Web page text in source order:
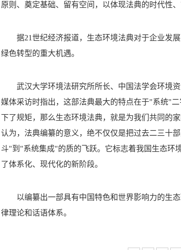
原则、奠定基础、留有空间，以体现法典的时代性、
据21世纪经济报道，生态环境法典对于企业发
绿色转型的重大机遇。
武汉大学环境法研究所所长、中国法学会环境
媒体采访时指出，这部法典最大的特点在于"系统"
下了规矩，那么生态环境法典，就是为我们共同的
认为，法典编纂的意义，绝不仅仅是把过去二三十
斗"到"系统集成"的质的飞跃。它标志着我国生态环
了体系化、现代化的新阶段。
以编纂出一部具有中国特色和世界影响力的生
律理论和话语体系。